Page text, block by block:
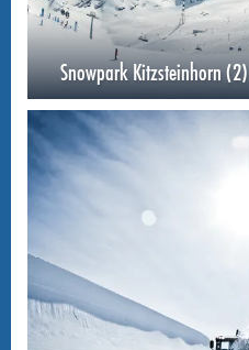
Snowpark Kitzsteinhorn (2)